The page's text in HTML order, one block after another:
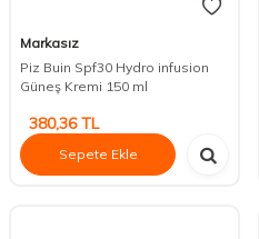
Markasız
Piz Buin Spf30 Hydro infusion
Güneş Kremi 150 ml
380,36TL
Sepete Ekle